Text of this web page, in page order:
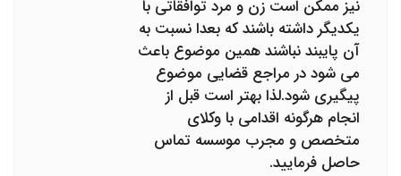
نیز ممکن است زن و مرد توافقاتی با
یکدیگر داشته باشند که بعدا نسبت به
آن پایبند نباشند همین موضوع باعث
می شود در مراجع قضایی موضوع
پیگیری شود.لذا بهتر است قبل از
انجام هرگونه اقدامی با وکلای
متخصص و مجرب موسسه تماس
حاصل فرمایید.